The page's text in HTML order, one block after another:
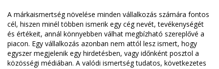
A márkaismertség növelése minden vállalkozás számára fontos
cél, hiszen minél többen ismerik egy cég nevét, tevékenységét
és értékeit, annál könnyebben válhat megbízható szereplővé a
piacon. Egy vállalkozás azonban nem attól lesz ismert, hogy
egyszer megjelenik egy hirdetésben, vagy időnként posztol a
közösségi médiában. A valódi ismertség tudatos, következetes